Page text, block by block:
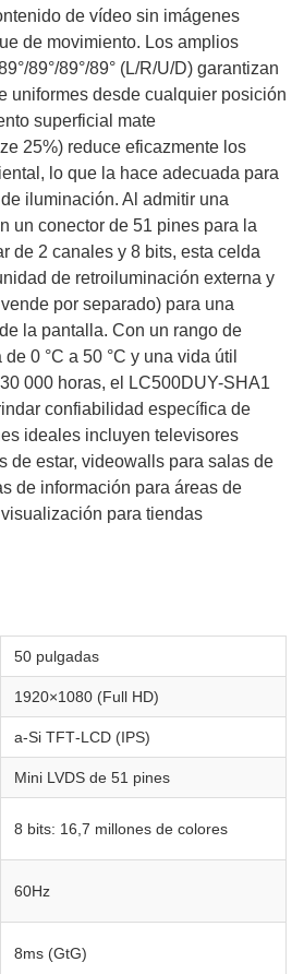
de vídeo sin imágenes
de movimiento. Los amplios
89°/89°/89° (L/R/U/D) garantizan
uniformes desde cualquier posición
superficial mate
25%) reduce eficazmente los
lo que la hace adecuada para
iluminación. Al admitir una
un conector de 51 pines para la
de 2 canales y 8 bits, esta celda
de retroiluminación externa y
por separado) para una
la pantalla. Con un rango de
0 °C a 50 °C y una vida útil
000 horas, el LC500DUY-SHA1
confiabilidad específica de
ideales incluyen televisores
de estar, videowalls para salas de
de información para áreas de
para tiendas
50 pulgadas
1920×1080 (Full HD)
a‑Si TFT‑LCD (IPS)
Mini LVDS de 51 pines
8 bits: 16,7 millones de colores
60Hz
8ms (GtG)